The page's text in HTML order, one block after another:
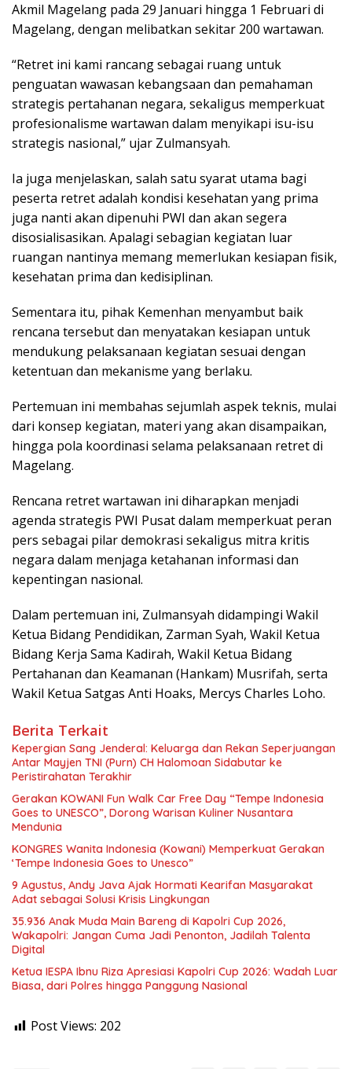
Akmil Magelang pada 29 Januari hingga 1 Februari di
Magelang, dengan melibatkan sekitar 200 wartawan.
“Retret ini kami rancang sebagai ruang untuk
penguatan wawasan kebangsaan dan pemahaman
strategis pertahanan negara, sekaligus memperkuat
profesionalisme wartawan dalam menyikapi isu-isu
strategis nasional,” ujar Zulmansyah.
Ia juga menjelaskan, salah satu syarat utama bagi
peserta retret adalah kondisi kesehatan yang prima
juga nanti akan dipenuhi PWI dan akan segera
disosialisasikan. Apalagi sebagian kegiatan luar
ruangan nantinya memang memerlukan kesiapan fisik,
kesehatan prima dan kedisiplinan.
Sementara itu, pihak Kemenhan menyambut baik
rencana tersebut dan menyatakan kesiapan untuk
mendukung pelaksanaan kegiatan sesuai dengan
ketentuan dan mekanisme yang berlaku.
Pertemuan ini membahas sejumlah aspek teknis, mulai
dari konsep kegiatan, materi yang akan disampaikan,
hingga pola koordinasi selama pelaksanaan retret di
Magelang.
Rencana retret wartawan ini diharapkan menjadi
agenda strategis PWI Pusat dalam memperkuat peran
pers sebagai pilar demokrasi sekaligus mitra kritis
negara dalam menjaga ketahanan informasi dan
kepentingan nasional.
Dalam pertemuan ini, Zulmansyah didampingi Wakil
Ketua Bidang Pendidikan, Zarman Syah, Wakil Ketua
Bidang Kerja Sama Kadirah, Wakil Ketua Bidang
Pertahanan dan Keamanan (Hankam) Musrifah, serta
Wakil Ketua Satgas Anti Hoaks, Mercys Charles Loho.
Berita Terkait
Kepergian Sang Jenderal: Keluarga dan Rekan Seperjuangan
Antar Mayjen TNI (Purn) CH Halomoan Sidabutar ke
Peristirahatan Terakhir
Gerakan KOWANI Fun Walk Car Free Day “Tempe Indonesia
Goes to UNESCO”, Dorong Warisan Kuliner Nusantara
Mendunia
KONGRES Wanita Indonesia (Kowani) Memperkuat Gerakan
‘Tempe Indonesia Goes to Unesco”
9 Agustus, Andy Java Ajak Hormati Kearifan Masyarakat
Adat sebagai Solusi Krisis Lingkungan
35.936 Anak Muda Main Bareng di Kapolri Cup 2026,
Wakapolri: Jangan Cuma Jadi Penonton, Jadilah Talenta
Digital
Ketua IESPA Ibnu Riza Apresiasi Kapolri Cup 2026: Wadah Luar
Biasa, dari Polres hingga Panggung Nasional
Post Views: 202